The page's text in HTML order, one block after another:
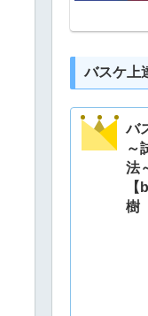
バスケ上
バ
～
法
樹